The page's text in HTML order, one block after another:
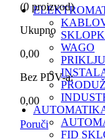
(0 proizvod)
Ukupno
0,00
Bez PDV-a:
0,00
Poruči
WAGO
FID